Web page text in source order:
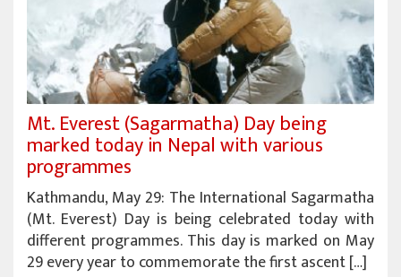
Mt. Everest (Sagarmatha) Day being
marked today in Nepal with various
programmes
Kathmandu, May 29: The International Sagarmatha
(Mt. Everest) Day is being celebrated today with
different programmes. This day is marked on May
29 every year to commemorate the first ascent […]